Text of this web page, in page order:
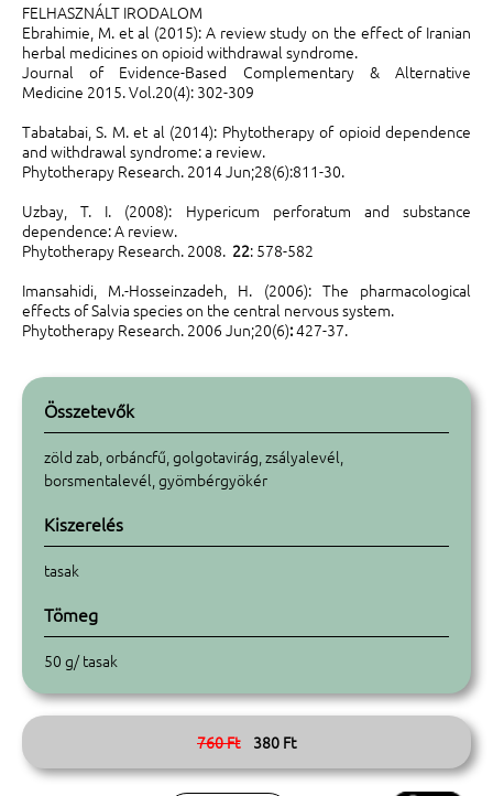
FELHASZNÁLT IRODALOM
Ebrahimie, M. et al (2015): A review study on the effect of Iranian
herbal medicines on opioid withdrawal syndrome.
Journal of Evidence-Based Complementary & Alternative
Medicine 2015. Vol.20(4): 302-309
Tabatabai, S. M. et al (2014): Phytotherapy of opioid dependence
and withdrawal syndrome: a review.
Phytotherapy Research. 2014 Jun;28(6):811-30.
Uzbay, T. I. (2008): Hypericum perforatum and substance
dependence: A review.
Phytotherapy Research. 2008. 22: 578-582
Imansahidi, M.-Hosseinzadeh, H. (2006): The pharmacological
effects of Salvia species on the central nervous system.
Phytotherapy Research. 2006 Jun;20(6):427-37.
Összetevők
zöld zab, orbáncfű, golgotavirág, zsályalevél,
borsmentalevél, gyömbérgyökér
Kiszerelés
tasak
Tömeg
50 g/ tasak
760 Ft380 Ft